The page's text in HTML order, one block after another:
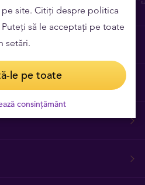
site. Citiți despre politica
Puteți să le acceptați pe toate
setări.
le pe toate
consințământ